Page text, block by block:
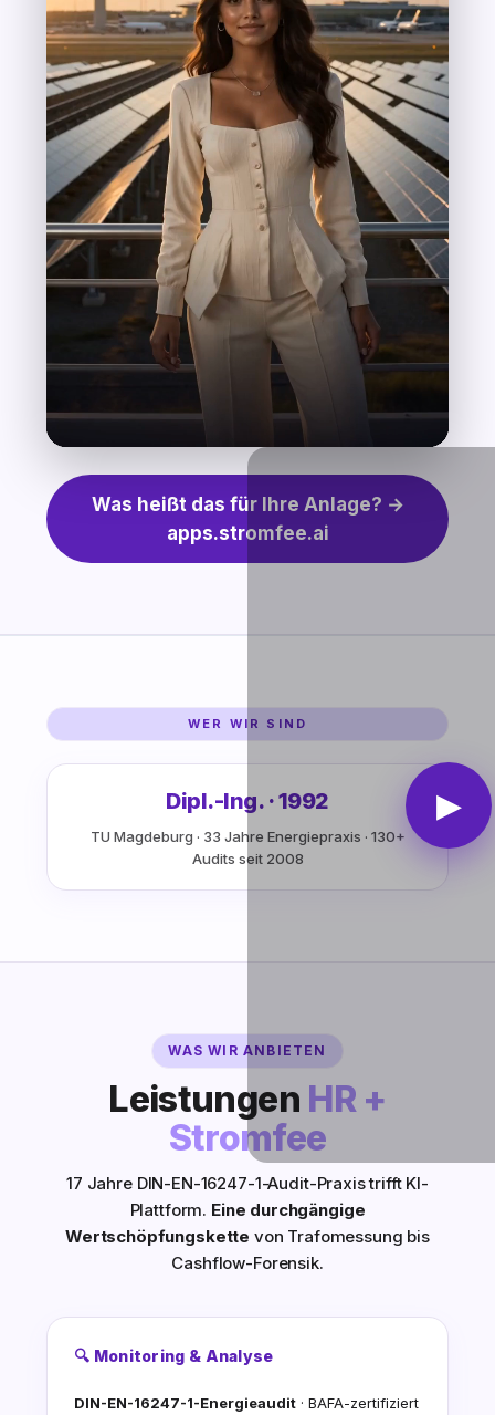
▶
Was heißt das für Ihre Anlage? →
apps.stromfee.ai
WER WIR SIND
Dipl.-Ing. · 1992
TU Magdeburg · 33 Jahre Energiepraxis · 130+
Audits seit 2008
WAS WIR ANBIETEN
Leistungen HR +
Stromfee
17 Jahre DIN-EN-16247-1-Audit-Praxis trifft KI-
Plattform. Eine durchgängige
Wertschöpfungskette von Trafomessung bis
Cashflow-Forensik.
🔍 Monitoring & Analyse
DIN-EN-16247-1-Energieaudit · BAFA-zertifiziert